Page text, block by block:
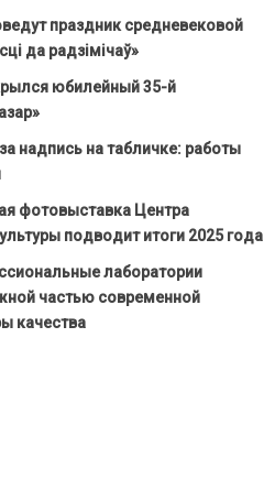
праздник средневековой
да радзімічаў»
юбилейный 35-й
надпись на табличке: работы
фотовыставка Центра
подводит итоги 2025 года
лаборатории
частью современной
качества